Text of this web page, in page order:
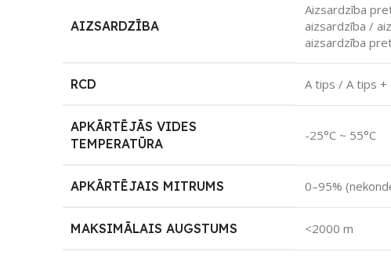
AIZSARDZĪBA
Aizsardzība
aizsardzība /
aizsardzība
RCD A tips / A tips +
APKĀRTĒJĀS VIDES
TEMPERATŪRA
-25°C ~ 55°C
APKĀRTĒJAIS MITRUMS 0–95%
MAKSIMĀLAIS AUGSTUMS <2000 m